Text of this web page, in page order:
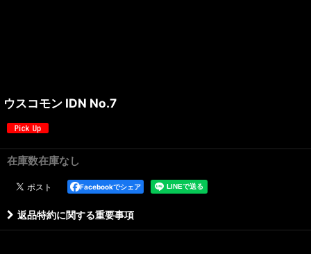
ウスコモン IDN No.7
在庫数在庫なし
Facebookでシェア
返品特約に関する重要事項